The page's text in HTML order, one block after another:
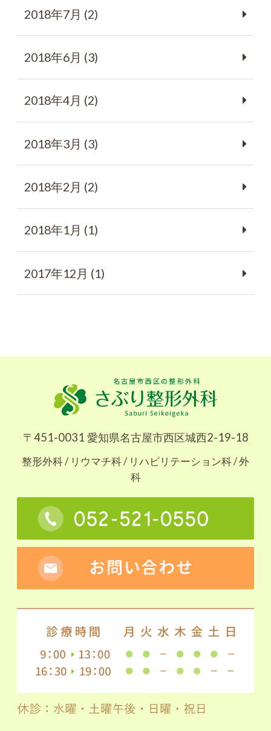
2018年7月 (2)
2018年6月 (3)
2018年4月 (2)
2018年3月 (3)
2018年2月 (2)
2018年1月 (1)
2017年12月 (1)
〒451-0031 愛知県名古屋市西区城西2-19-18
整形外科 / リウマチ科 / リハビリテーション科 / 外
科